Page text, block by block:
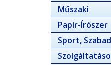
Műszaki
Papír-Írószer
Sport,